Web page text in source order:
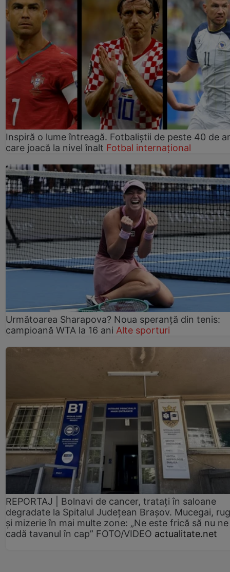
Inspiră o lume întreagă. Fotbaliștii de peste 40 de
care joacă la nivel înalt Fotbal internațional
Următoarea Sharapova? Noua speranță din tenis:
campioană WTA la 16 ani Alte sporturi
REPORTAJ | Bolnavi de cancer, tratați în saloane
degradate la Spitalul Județean Brașov. Mucegai,
și mizerie în mai multe zone: „Ne este frică să nu ne
cadă tavanul în cap” FOTO/VIDEO actualitate.net